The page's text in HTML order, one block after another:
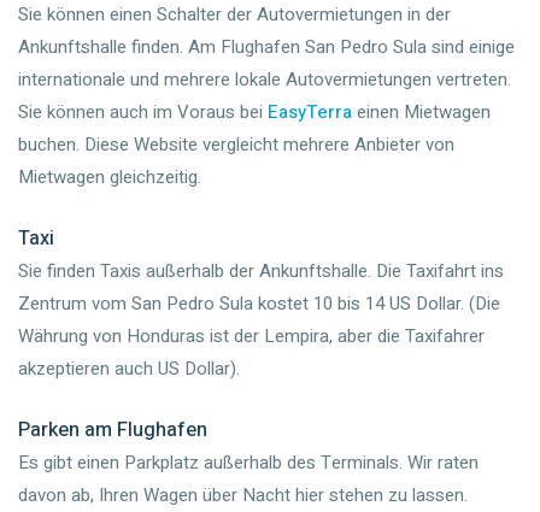
Sie können einen Schalter der Autovermietungen in der
Ankunftshalle finden. Am Flughafen San Pedro Sula sind einige
internationale und mehrere lokale Autovermietungen vertreten.
Sie können auch im Voraus bei EasyTerraeinen Mietwagen
buchen. Diese Website vergleicht mehrere Anbieter von
Mietwagen gleichzeitig.
Taxi
Sie finden Taxis außerhalb der Ankunftshalle. Die Taxifahrt ins
Zentrum vom San Pedro Sula kostet 10 bis 14 US Dollar. (Die
Währung von Honduras ist der Lempira, aber die Taxifahrer
akzeptieren auch US Dollar).
Parken am Flughafen
Es gibt einen Parkplatz außerhalb des Terminals. Wir raten
davon ab, Ihren Wagen über Nacht hier stehen zu lassen.